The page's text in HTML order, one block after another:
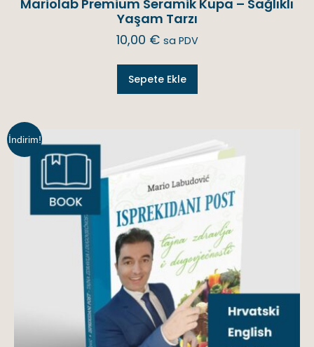
Mariolab Premium Seramik Kupa – Sağlıklı
Yaşam Tarzı
10,00 € sa PDV
Sepete Ekle
İndirim!